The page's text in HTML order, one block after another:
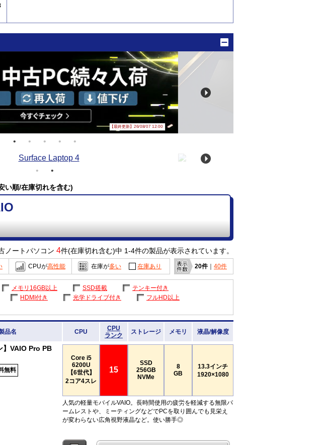
【最終更新】26/08/07 12:00
い順/在庫切れを含む)
ノートパソコン 4件(在庫切れ含む)中 1-4件の製品が表示されています。
CPUが高性能 在庫が多い 在庫あり 20件｜ 40件
メモリ16GB以上 SSD搭載
テンキー付き
HDMI付き 光学ドライブ付き
フルHD以上
品名 CPU
CPU
ランク
ストレージ メモリ 液晶/解像度
】VAIO Pro PB
無料
Core i5
6200U
【6世代】
2コア4スレ
15
SSD
256GB
NVMe
8
GB
13.3インチ
1920×1080
人気の軽量モバイルVAIO。長時間使用の疲労を軽減する無限パ
ームレストや、ミーティングなどでPCを取り囲んでも見栄え
が変わらない広角視野液晶など。使い勝手◎